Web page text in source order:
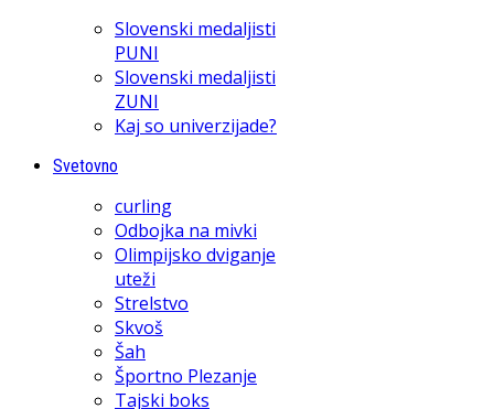
Slovenski medaljisti
PUNI
Slovenski medaljisti
ZUNI
Kaj so univerzijade?
Svetovno
curling
Odbojka na mivki
Olimpijsko dviganje
uteži
Strelstvo
Skvoš
Šah
Športno Plezanje
Tajski boks